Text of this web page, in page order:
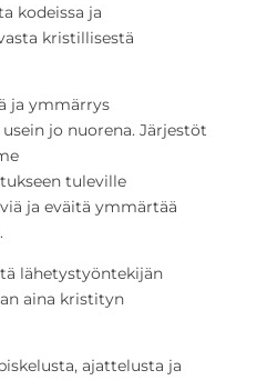
kodeissa ja
kristillisestä
ja ymmärrys
jo nuorena. Järjestöt
tuleville
ja eväitä ymmärtää
lähetystyöntekijän
aina kristityn
ajattelusta ja